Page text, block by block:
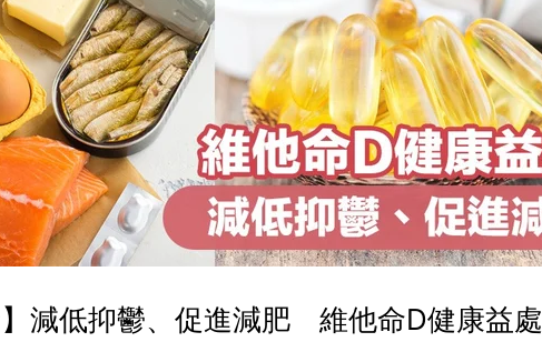
】減低抑鬱、促進減肥 維他命D健康益處